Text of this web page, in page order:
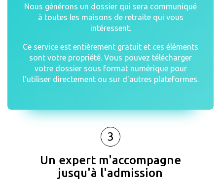
Nous générons un dossier qui sera communiqué
à toutes les maisons de retraite qui vous
intéressent.
Ce service est entièrement gratuit et ces éléments
sont votre propriété. Vous pouvez télécharger
votre dossier sous format numérique pour
l'utiliser directement ou sur d'autres plateformes.
3
Un expert m'accompagne
jusqu'à l'admission